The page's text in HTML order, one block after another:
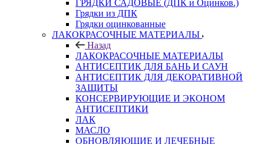
ГРЯДКИ САДОВЫЕ (ДПК и Оцинков.)
Грядки из ДПК
Грядки оцинкованные
ЛАКОКРАСОЧНЫЕ МАТЕРИАЛЫ
Назад
ЛАКОКРАСОЧНЫЕ МАТЕРИАЛЫ
АНТИСЕПТИК ДЛЯ БАНЬ И САУН
АНТИСЕПТИК ДЛЯ ДЕКОРАТИВНОЙ
ЗАЩИТЫ
КОНСЕРВИРУЮЩИЕ И ЭКОНОМ
АНТИСЕПТИКИ
ЛАК
МАСЛО
ОБНОВЛЯЮЩИЕ И ЛЕЧЕБНЫЕ